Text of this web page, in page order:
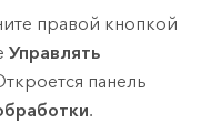
правой кнопкой
Управлять
панель
.